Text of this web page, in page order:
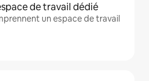
de travail dédié
un espace de travail